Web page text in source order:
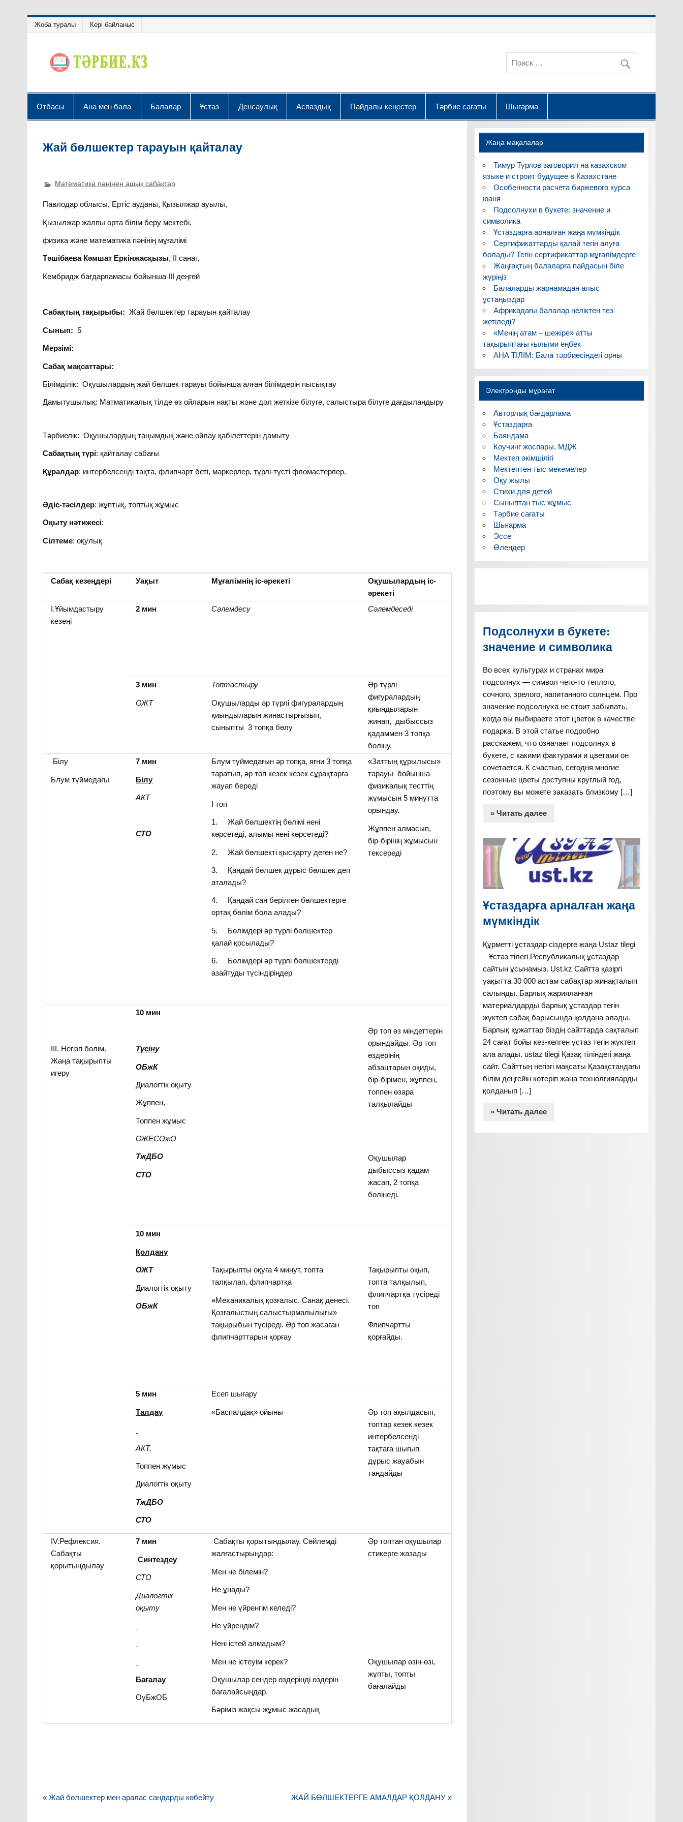
Жоба туралы Кері байланыс
Отбасы Ана мен бала Балалар Ұстаз Денсаулық Аспаздық Пайдалы кеңестер Тәрбие сағаты Шығарма
Жай бөлшектер тарауын қайталау
Математика пәнінен ашық сабақтар
Павлодар облысы, Ертіс ауданы, Қызылжар ауылы,
Қызылжар жалпы орта білім беру мектебі,
физика және математика пәнінің мұғалімі
Тәшібаева Кәмшат Еркінжасқызы, II санат,
Кембридж бағдарламасы бойынша III деңгей
Сабақтың тақырыбы:Жай бөлшектер тарауын қайталау
Сынып:5
Мерзімі:
Сабақ мақсаттары:
Білімділік: Оқушылардың жай бөлшек тарауы бойынша алған білімдерін пысықтау
Дамытушылық: Матматикалық тілде өз ойларын нақты және дәл жеткізе білуге, салыстыра білуге дағдыландыру
Тәрбиелік: Оқушылардың таңымдық және ойлау қабілеттерін дамыту
Сабақтың түрі: қайталау сабағы
Құралдар: интербелсенді тақта, флипчарт беті, маркерлер, түрлі-түсті фломастерлер.
Әдіс-тәсілдер: жұптық, топтық жұмыс
Оқыту нәтижесі:
Сілтеме: оқулық
Сабақ кезеңдері Уақыт Мұғалімнің іс-әрекеті
Оқушылардың іс-
әрекеті
І.Ұйымдастыру
кезеңі
2 мин Сәлемдесу Сәлемдеседі
3 мин
ОЖТ
Топтастыру
Оқушыларды әр түрлі фигуралардың
қиындыларын жинастырғызып,
сыныпты 3 топқа бөлу
Әр түрлі
фигуралардың
қиындыларын
жинап, дыбыссыз
қадаммен 3 топқа
бөліну.
Білу
Блум түймедағы
7 мин
Білу
АКТ
СТО
Блум түймедағын әр топқа, яғни 3 топқа
таратып, әр топ кезек кезек сұрақтарға
жауап береді
Ӏ топ
1. Жай бөлшектің бөлімі нені
көрсетеді, алымы нені көрсетеді?
2. Жай бөлшекті қысқарту деген не?
3. Қандай бөлшек дұрыс бөлшек деп
аталады?
4. Қандай сан берілген бөлшектерге
ортақ бөлім бола алады?
5. Бөлімдері әр түрлі бөлшектер
қалай қосылады?
6. Бөлімдері әр түрлі бөлшектерді
азайтуды түсіндіріңдер
«Заттың құрылысы»
тарауы бойынша
физикалық тесттің
жұмысын 5 минутта
орындау.
Жұппен алмасып,
бір-бірінің жұмысын
тексереді
ІІІ. Негізгі бөлім.
Жаңа тақырыпты
игеру
10 мин
Түсіну
ОБжК
Диалогтік оқыту
Жұппен,
Топпен жұмыс
ОЖЕСОжО
ТжДБО
СТО
Әр топ өз міндеттерін
орындайды. Әр топ
өздерінің
абзацтарын оқиды,
бір-бірімен, жұппен,
топпен өзара
талқылайды
Оқушылар
дыбыссыз қадам
жасап, 2 топқа
бөлінеді.
10 мин
Қолдану
ОЖТ
Диалогтік оқыту
ОБжК
Тақырыпты оқуға 4 минут, топта
талқылап, флипчартқа
«Механикалық қозғалыс. Санақ денесі.
Қозғалыстың салыстырмалылығы»
тақырыбын түсіреді. Әр топ жасаған
флипчарттарын қорғау
Тақырыпты оқып,
топта талқылып,
флипчартқа түсіреді
топ
Флипчартты
қорғайды.
5 мин
Талдау
АКТ,
Топпен жұмыс
Диалогтік оқыту
ТжДБО
СТО
Есеп шығару
«Баспалдақ» ойыны
Әр топ ақылдасып,
топтар кезек кезек
интербелсенді
тақтаға шығып
дұрыс жауабын
таңдайды
IV.Рефлексия.
Сабақты
қорытындылау
7 мин
Синтездеу
СТО
Диалогтік
оқыту
Бағалау
ОүБжОБ
Сабақты қорытындылау. Сөйлемді
жалғастырыңдар:
Мен не білемін?
Не ұнады?
Мен не үйренгім келеді?
Не үйрендім?
Нені істей алмадым?
Мен не істеуім керек?
Оқушылар сендер өздерінді өздерін
бағалайсыңдар.
Бәріміз жақсы жұмыс жасадық
Әр топтан оқушылар
стикерге жазады
Оқушылар өзін-өзі,
жұпты, топты
бағалайды
Навигация
« Жай бөлшектер мен аралас сандарды көбейту ЖАЙ БӨЛШЕКТЕРГЕ АМАЛДАР ҚОЛДАНУ »
Жаңа мақалалар
Тимур Турлов заговорил на казахском
языке и строит будущее в Казахстане
Особенности расчета биржевого курса
юаня
Подсолнухи в букете: значение и
символика
Ұстаздарға арналған жаңа мүмкіндік
Сертификаттарды қалай тегін алуға
болады? Тегін сертификаттар мұғалімдерге
Жаңғақтың балаларға пайдасын біле
жүріңіз
Балаларды жарнамадан алыс
ұстаңыздар
Африкадағы балалар неліктен тез
жетіледі?
«Менің атам – шежіре» атты
тақырыптағы ғылыми еңбек
АНА ТІЛІМ: Бала тәрбиесіндегі орны
Электронды мұрағат
Авторлық бағдарлама
Ұстаздарға
Баяндама
Коучинг жоспары, МДЖ
Мектеп әкімшілігі
Мектептен тыс мекемелер
Оқу жылы
Стихи для детей
Сыныптан тыс жұмыс
Тәрбие сағаты
Шығарма
Эссе
Өлеңдер
Подсолнухи в букете:
значение и символика
Во всех культурах и странах мира
подсолнух — символ чего-то теплого,
сочного, зрелого, напитанного солнцем. Про
значение подсолнуха не стоит забывать,
когда вы выбираете этот цветок в качестве
подарка. В этой статье подробно
расскажем, что означает подсолнух в
букете, с какими фактурами и цветами он
сочетается. К счастью, сегодня многие
сезонные цветы доступны круглый год,
поэтому вы можете заказать близкому […]
» Читать далее
Ұстаздарға арналған жаңа
мүмкіндік
Құрметті ұстаздар сіздерге жаңа Ustaz tilegi
– Ұстаз тілегі Республикалық ұстаздар
сайтын ұсынамыз. Ust.kz Сайтта қазіргі
уақытта 30 000 астам сабақтар жинақталып
салынды. Барлық жарияланған
материалдарды барлық ұстаздар тегін
жүктеп сабақ барысында қолдана алады.
Барлық құжаттар біздің сайттарда сақталып
24 сағат бойы кез-келген ұстаз тегін жүктеп
ала алады. ustaz tilegi Қазақ тіліндегі жаңа
сайт. Сайттың негізгі мақсаты Қазақстандағы
білім деңгейін көтеріп жаңа технолгияларды
қолданып […]
» Читать далее